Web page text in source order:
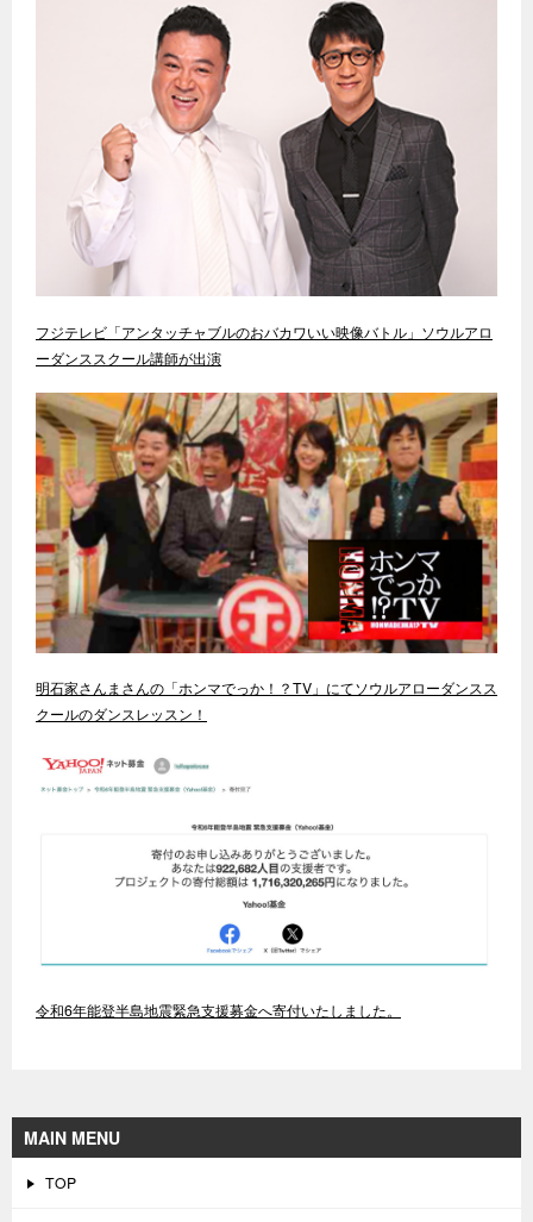
フジテレビ「アンタッチャブルのおバカワいい映像バトル」ソウルアロ
ーダンススクール講師が出演
明石家さんまさんの「ホンマでっか！？TV」にてソウルアローダンスス
クールのダンスレッスン！
令和6年能登半島地震緊急支援募金へ寄付いたしました。
MAIN MENU
TOP